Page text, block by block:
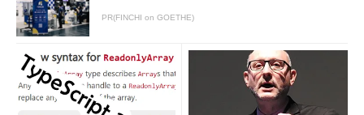
PR(FINCHI on GOETHE)